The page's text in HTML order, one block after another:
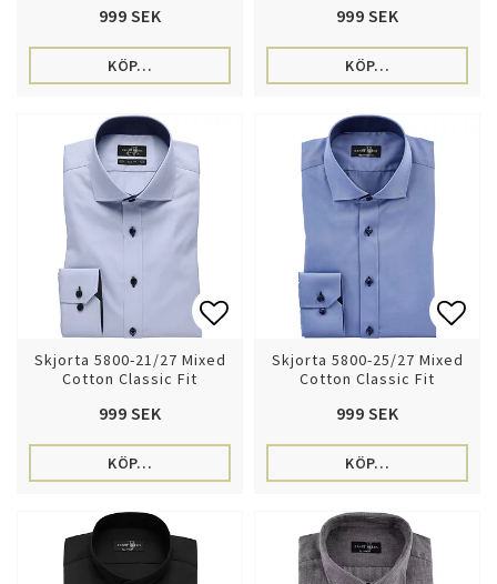
999 SEK
KÖP…
999 SEK
KÖP…
Lägg till i favoritlistan
Skjorta 5800-21/27 Mixed
Cotton Classic Fit
999 SEK
KÖP…
Skjorta 5800-25/27 Mixed
Cotton Classic Fit
999 SEK
KÖP…